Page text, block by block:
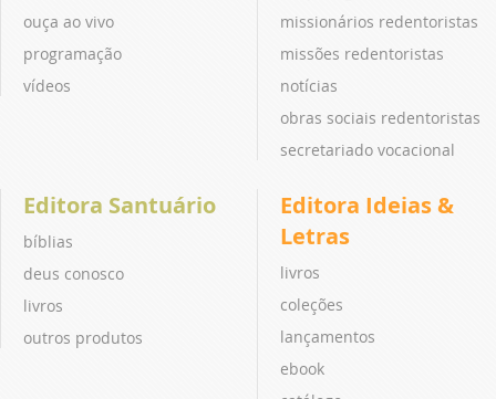
ouça ao vivo
programação
vídeos
missionários redentoristas
missões redentoristas
notícias
obras sociais redentoristas
secretariado vocacional
Editora Santuário
bíblias
deus conosco
livros
outros produtos
Editora Ideias &
Letras
livros
coleções
lançamentos
ebook